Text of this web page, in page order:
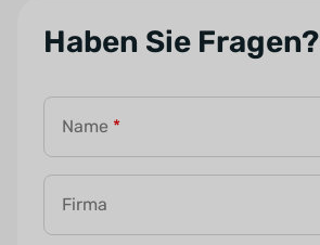
Haben Sie Fragen?
Name *
Firma